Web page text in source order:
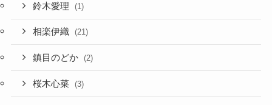
鈴木愛理 (1)
相楽伊織 (21)
鎮目のどか (2)
桜木心菜 (3)